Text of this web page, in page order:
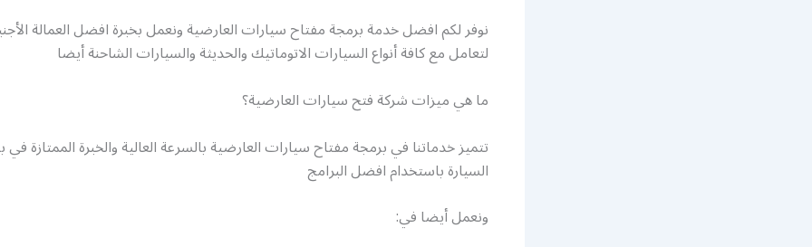
نوفر لكم افضل خدمة برمجة مفتاح سيارات العارضية ونعمل بخبرة افضل العمالة
لتعامل مع كافة أنواع السيارات الاتوماتيك والحديثة والسيارات الشاحنة أيضا
ما هي ميزات شركة فتح سيارات العارضية؟
تتميز خدماتنا في برمجة مفتاح سيارات العارضية بالسرعة العالية والخبرة الممتازة
السيارة باستخدام افضل البرامج
ونعمل أيضا في: